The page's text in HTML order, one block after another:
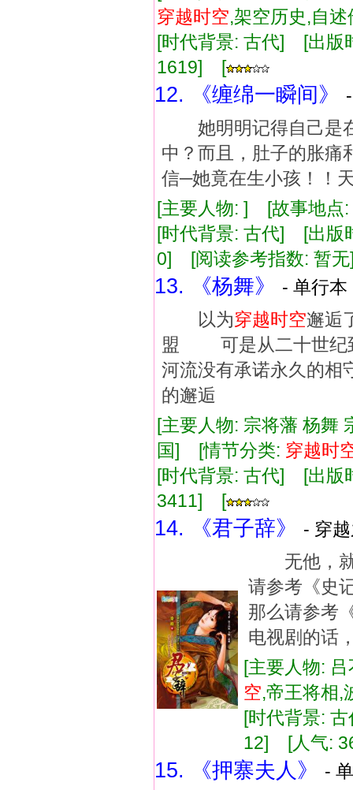
穿越时空,架空历史,自
[时代背景: 古代] [出
1619] [
12. 《缠绵一瞬间》
她明明记得自己是在
中？而且，肚子的胀痛
信─她竟在生小孩！！
[主要人物: ] [故事地
[时代背景: 古代] [出
0] [阅读参考指数: 暂无
13. 《杨舞》
- 单行
以为穿越时空邂逅
盟 可是从二十世
河流没有承诺永久的
的邂逅
[主要人物: 宗将藩 杨舞
国] [情节分类: 穿越时
[时代背景: 古代] [出
3411] [
14. 《君子辞》
- 穿
无他，
请参考《
那么请参考
电视剧的
[主要人物:
空,帝王将
[时代背景:
12] [人气:
15. 《押寨夫人》
-